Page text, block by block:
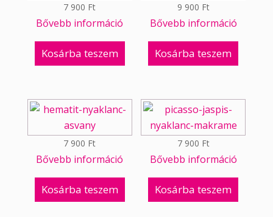
7 900 Ft
Bővebb információ
Kosárba teszem
9 900 Ft
Bővebb információ
Kosárba teszem
7 900 Ft
Bővebb információ
Kosárba teszem
7 900 Ft
Bővebb információ
Kosárba teszem